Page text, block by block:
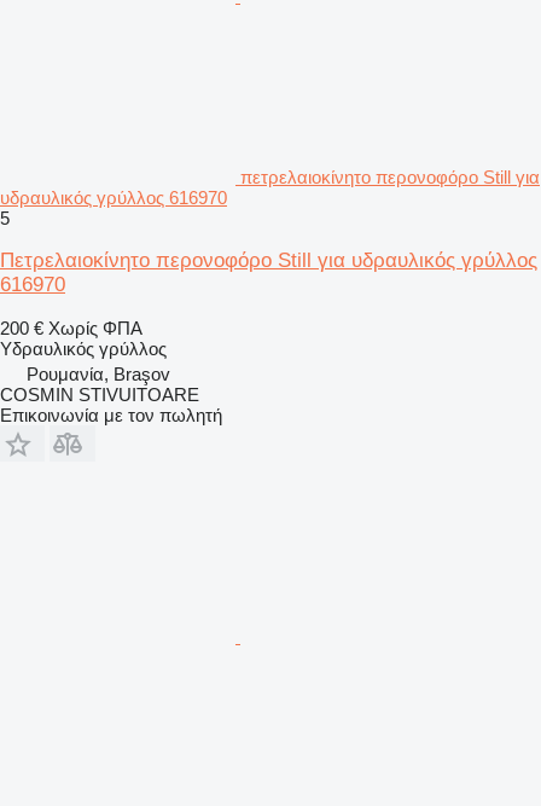
πετρελαιοκίνητο περονοφόρο Still για
υδραυλικός γρύλλος 616970
5
Πετρελαιοκίνητο περονοφόρο Still για υδραυλικός γρύλλος
616970
200 € Χωρίς ΦΠΑ
Υδραυλικός γρύλλος
Ρουμανία, Braşov
COSMIN STIVUITOARE
Επικοινωνία με τον πωλητή